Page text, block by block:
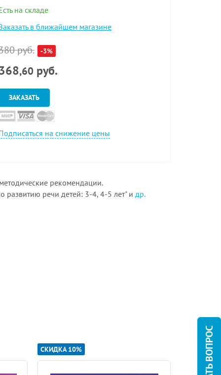
на складе
в ближайшем магазине
руб. -3%
368,60 руб.
ЗАКАЗАТЬ
на снижение цены
рекомендации.
развитию речи детей: 3-4, 4-5 лет" и др.
СКИДКА 10%